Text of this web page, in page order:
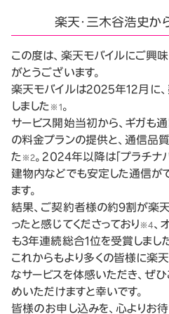
楽天・三木谷浩史か
この度は、楽天モバイルにご興
がとうございます。
楽天モバイルは2025年12月に
しました ※1 。
サービス開始当初から、ギガも
の料金プランの提供と、通信品
た ※2。2024年以降は「プラチナバ
建物内などでも安定した通信が
ます。
結果、ご契約者様の約9割が楽
ったと感じてくださっており ※4、
も3年連続総合1位を受賞しまし
これからもより多くの皆様に楽
なサービスを体感いただき、ぜ
めいただけますと幸いです。
皆様のお申し込みを、心よりお待